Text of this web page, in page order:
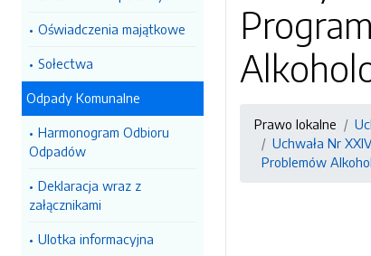
Oświadczenia majątkowe
Sołectwa
Odpady Komunalne
Harmonogram Odbioru
Odpadów
Deklaracja wraz z
załącznikami
Ulotka informacyjna
Prawo lokalne
Uchwała Nr
Problemów